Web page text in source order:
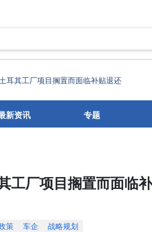
耳其工厂项目搁置而面临补贴退还
新资讯 专题
工厂项目搁置而面临
策 车企 战略规划